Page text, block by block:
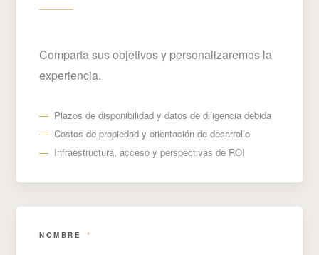
Comparta sus objetivos y personalizaremos la
experiencia.
Plazos de disponibilidad y datos de diligencia debida
Costos de propiedad y orientación de desarrollo
Infraestructura, acceso y perspectivas de ROI
NOMBRE *